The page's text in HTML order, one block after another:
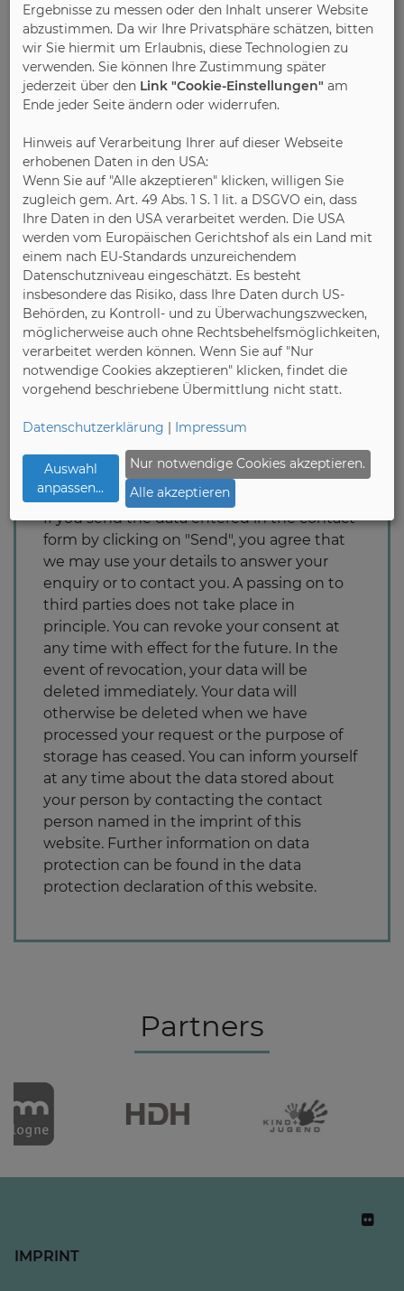
Please enter the number sequence
Legal notice to the contact
form
If you send the data entered in the contact
form by clicking on "Send", you agree that
we may use your details to answer your
enquiry or to contact you. A passing on to
third parties does not take place in
principle. You can revoke your consent at
any time with effect for the future. In the
event of revocation, your data will be
deleted immediately. Your data will
otherwise be deleted when we have
processed your request or the purpose of
storage has ceased. You can inform yourself
at any time about the data stored about
your person by contacting the contact
person named in the imprint of this
website. Further information on data
protection can be found in the data
protection declaration of this website.
Partners
IMPRINT
Ergebnisse zu messen oder den Inhalt unserer Website
abzustimmen. Da wir Ihre Privatsphäre schätzen, bitten
wir Sie hiermit um Erlaubnis, diese Technologien zu
verwenden. Sie können Ihre Zustimmung später
jederzeit über den Link "Cookie-Einstellungen" am
Ende jeder Seite ändern oder widerrufen.
Hinweis auf Verarbeitung Ihrer auf dieser Webseite
erhobenen Daten in den USA:
Wenn Sie auf "Alle akzeptieren" klicken, willigen Sie
zugleich gem. Art. 49 Abs. 1 S. 1 lit. a DSGVO ein, dass
Ihre Daten in den USA verarbeitet werden. Die USA
werden vom Europäischen Gerichtshof als ein Land mit
einem nach EU-Standards unzureichendem
Datenschutzniveau eingeschätzt. Es besteht
insbesondere das Risiko, dass Ihre Daten durch US-
Behörden, zu Kontroll- und zu Überwachungszwecken,
möglicherweise auch ohne Rechtsbehelfsmöglichkeiten,
verarbeitet werden können. Wenn Sie auf "Nur
notwendige Cookies akzeptieren" klicken, findet die
vorgehend beschriebene Übermittlung nicht statt.
Datenschutzerklärung | Impressum
Auswahl
anpassen...
Nur notwendige Cookies akzeptieren.
Alle akzeptieren